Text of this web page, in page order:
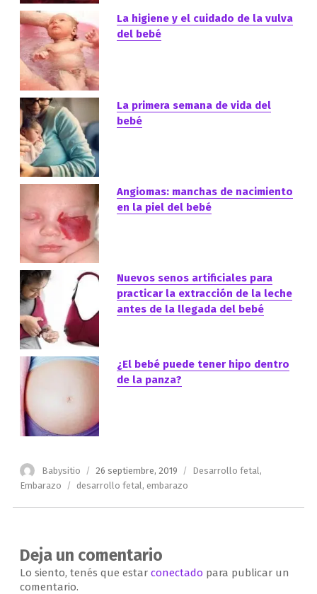
La higiene y el cuidado de la vulva
del bebé
La primera semana de vida del
bebé
Angiomas: manchas de nacimiento
en la piel del bebé
Nuevos senos artificiales para
practicar la extracción de la leche
antes de la llegada del bebé
¿El bebé puede tener hipo dentro
de la panza?
Autor
Babysitio
Publicado
el
26 septiembre, 2019 Categorías
Desarrollo fetal ,
Embarazo
Etiquetas
desarrollo fetal , embarazo
Deja un comentario
Lo siento, tenés que estar conectado para publicar un
comentario.